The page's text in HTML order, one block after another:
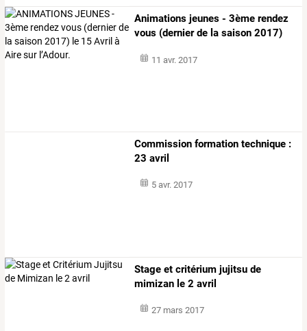
Animations jeunes - 3ème rendez
vous (dernierde la saison 2017)
11 avr. 2017
Commission formation technique :
23 avril
5 avr. 2017
Stage et critérium jujitsu de
mimizan le 2 avril
27 mars 2017